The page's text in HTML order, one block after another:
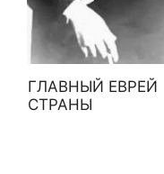
ГЛАВНЫЙ ЕВРЕЙ
СТРАНЫ